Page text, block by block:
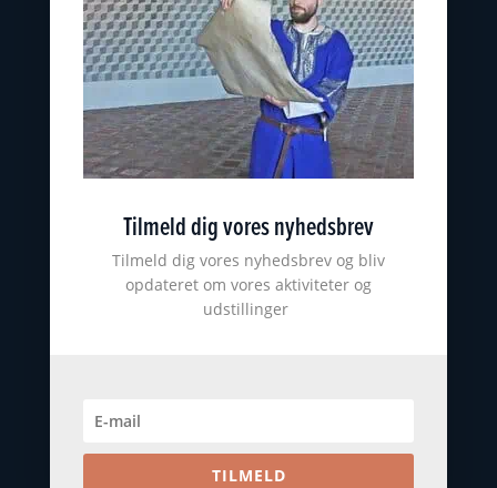
Nyborg Museumsforening
KONTAKT
nyborgslot@ostfynsmuseer.dk
+45 65 31 02 07
Slotsgade 34
CVR: 18101513
ØSTFYNS MUSEER
Johannes Larsen Museet
Kerteminde byhistoriske arkiv
Tilmeld dig vores nyhedsbrev
Tilmeld dig vores nyhedsbrev og bliv
opdateret om vores aktiviteter og
udstillinger
TILMELD